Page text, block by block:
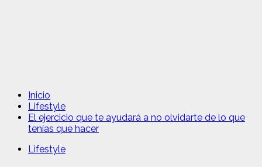
Inicio
Lifestyle
El ejercicio que te ayudará a no olvidarte de lo que
tenías que hacer
Lifestyle